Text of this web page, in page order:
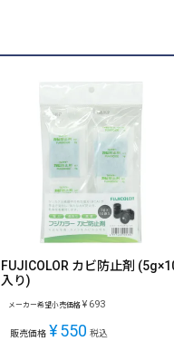
FUJICOLOR カビ防止剤
入り)
メーカー希望小売価格 ¥ 693
販売価格 ¥550 税込